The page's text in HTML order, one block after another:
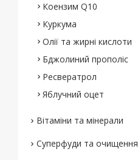
Коензим Q10
Куркума
Олії та жирні кислоти
Бджолиний прополіс
Ресвератрол
Яблучний оцет
Вітаміни та мінерали
Суперфуди та очищення